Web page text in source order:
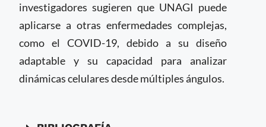
investigadores sugieren que UNAGI puede
aplicarse a otras enfermedades complejas,
como el COVID-19, debido a su diseño
adaptable y su capacidad para analizar
dinámicas celulares desde múltiples ángulos.